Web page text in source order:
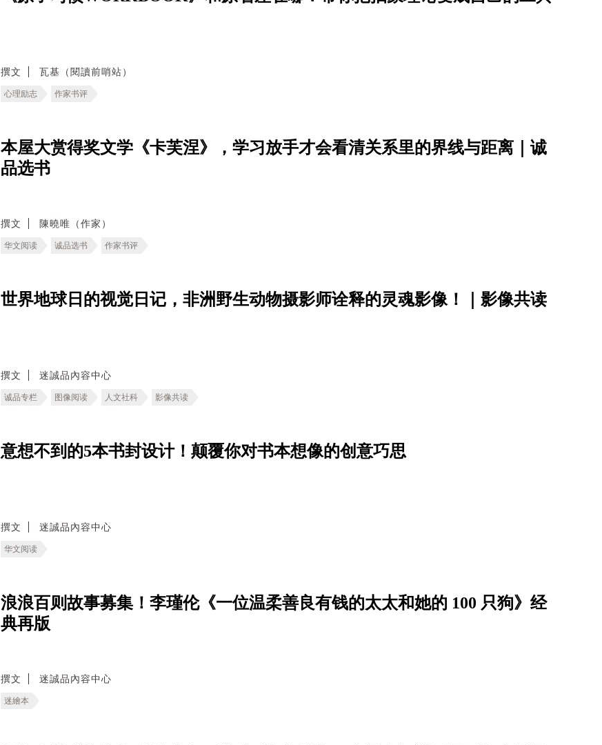
撰文 瓦基（閱讀前哨站）
心理励志 作家书评
本屋大赏得奖文学《卡芙涅》，学习放手才会看清关系里的界线与距离｜诚
品选书
撰文 陳曉唯（作家）
华文阅读 诚品选书 作家书评
世界地球日的视觉日记，非洲野生动物摄影师诠释的灵魂影像！｜影像共读
撰文 迷誠品內容中心
诚品专栏 图像阅读 人文社科 影像共读
意想不到的5本书封设计！颠覆你对书本想像的创意巧思
撰文 迷誠品內容中心
华文阅读
浪浪百则故事募集！李瑾伦《一位温柔善良有钱的太太和她的 100 只狗》经
典再版
撰文 迷誠品內容中心
迷繪本